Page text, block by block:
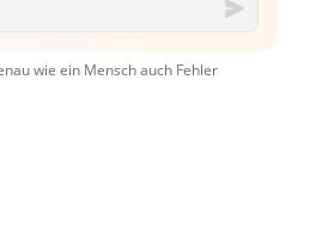
wie ein Mensch auch Fehler